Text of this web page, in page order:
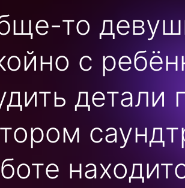
то
с
детали